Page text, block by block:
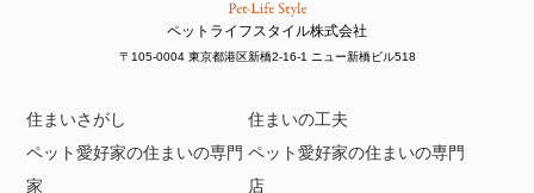
ペットライフスタイル株式会社
〒105-0004 東京都港区新橋2-16-1 ニュー新橋ビル518
住まいさがし
住まいの工夫
ペット愛好家の住まいの専門
家
ペット愛好家の住まいの専門
店